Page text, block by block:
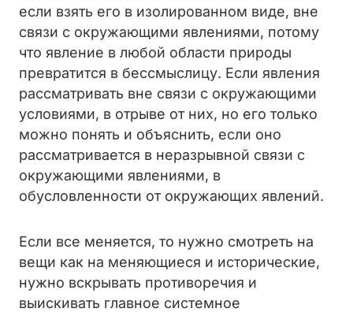
если взять его в изолированном виде, вне
связи с окружающими явлениями, потому
что явление в любой области природы
превратится в бессмыслицу. Если явления
рассматривать вне связи с окружающими
условиями, в отрыве от них, но его только
можно понять и объяснить, если оно
рассматривается в неразрывной связи с
окружающими явлениями, в
обусловленности от окружающих явлений.
Если все меняется, то нужно смотреть на
вещи как на меняющиеся и исторические,
нужно вскрывать противоречия и
выискивать главное системное